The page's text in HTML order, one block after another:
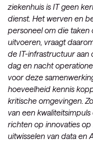
ziekenhuis is IT geen
dienst. Het werven en
personeel om die taken
uitvoeren, vraagt
de IT-infrastructuur aan
dag en nacht
voor deze
hoeveelheid kennis
kritische omgevingen.
van een
richten op innovaties
uitwisselen van data en